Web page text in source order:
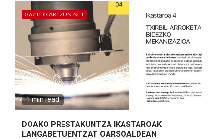
GAZTEOIARTZUN.NET
1 min read
DOAKO PRESTAKUNTZA IKASTAROAK
LANGABETUENTZAT OARSOALDEAN